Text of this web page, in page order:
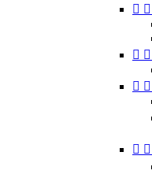
 
 
 
 